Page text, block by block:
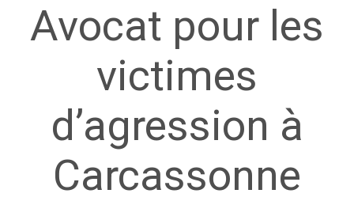
Avocat pour les
victimes
d’agression à
Carcassonne